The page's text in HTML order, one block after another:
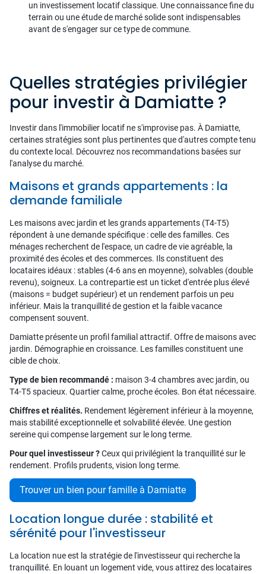
un investissement locatif classique. Une connaissance fine du
terrain ou une étude de marché solide sont indispensables
avant de s'engager sur ce type de commune.
Quelles stratégies privilégier
pour investir à Damiatte ?
Investir dans l'immobilier locatif ne s'improvise pas. À Damiatte,
certaines stratégies sont plus pertinentes que d'autres compte tenu
du contexte local. Découvrez nos recommandations basées sur
l'analyse du marché.
Maisons et grands appartements : la
demande familiale
Les maisons avec jardin et les grands appartements (T4-T5)
répondent à une demande spécifique : celle des familles. Ces
ménages recherchent de l'espace, un cadre de vie agréable, la
proximité des écoles et des commerces. Ils constituent des
locataires idéaux : stables (4-6 ans en moyenne), solvables (double
revenu), soigneux. La contrepartie est un ticket d'entrée plus élevé
(maisons = budget supérieur) et un rendement parfois un peu
inférieur. Mais la tranquillité de gestion et la faible vacance
compensent souvent.
Damiatte présente un profil familial attractif. Offre de maisons avec
jardin. Démographie en croissance. Les familles constituent une
cible de choix.
Type de bien recommandé : maison 3-4 chambres avec jardin, ou
T4-T5 spacieux. Quartier calme, proche écoles. Bon état nécessaire.
Chiffres et réalités. Rendement légèrement inférieur à la moyenne,
mais stabilité exceptionnelle et solvabilité élevée. Une gestion
sereine qui compense largement sur le long terme.
Pour quel investisseur ?Ceux qui privilégient la tranquillité sur le
rendement. Profils prudents, vision long terme.
Trouver un bien pour famille à Damiatte
Location longue durée : stabilité et
sérénité pour l'investisseur
La location nue est la stratégie de l'investisseur qui recherche la
tranquillité. En louant un logement vide, vous attirez des locataires